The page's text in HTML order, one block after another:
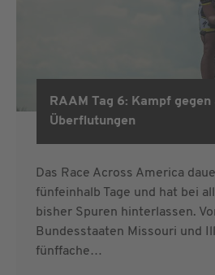
RAAM 2019
RAAM Tag 6: Kampf
Überflutungen
Das Race Across America
fünfeinhalb Tage und hat bei
bisher Spuren hinterlassen.
Bundesstaaten Missouri und
fünffache…